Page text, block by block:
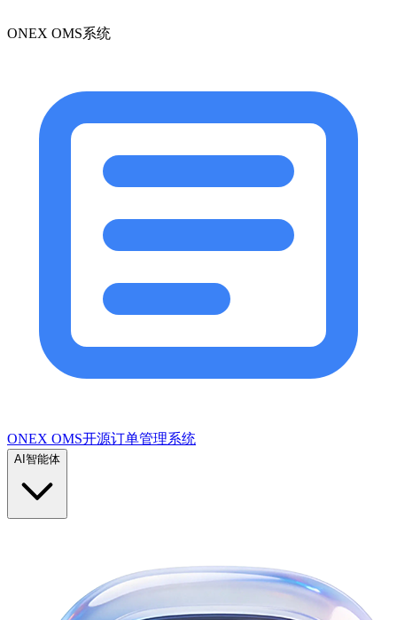
ONEX OMS系统
ONEX OMS开源订单管理系统
AI智能体